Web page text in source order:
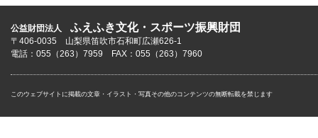
公益財団法人 ふえふき文化・スポーツ振興財団
〒406-0035 山梨県笛吹市石和町広瀬626-1
電話：055（263）7959 FAX：055（263）7960
このウェブサイトに掲載の文章・イラスト・写真その他のコンテンツの無断転載を禁じます